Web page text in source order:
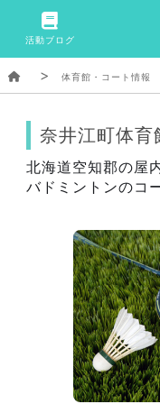
活動ブログ
体育館・コート情報
奈井江町体育
北海道空知郡の屋
バドミントンのコ